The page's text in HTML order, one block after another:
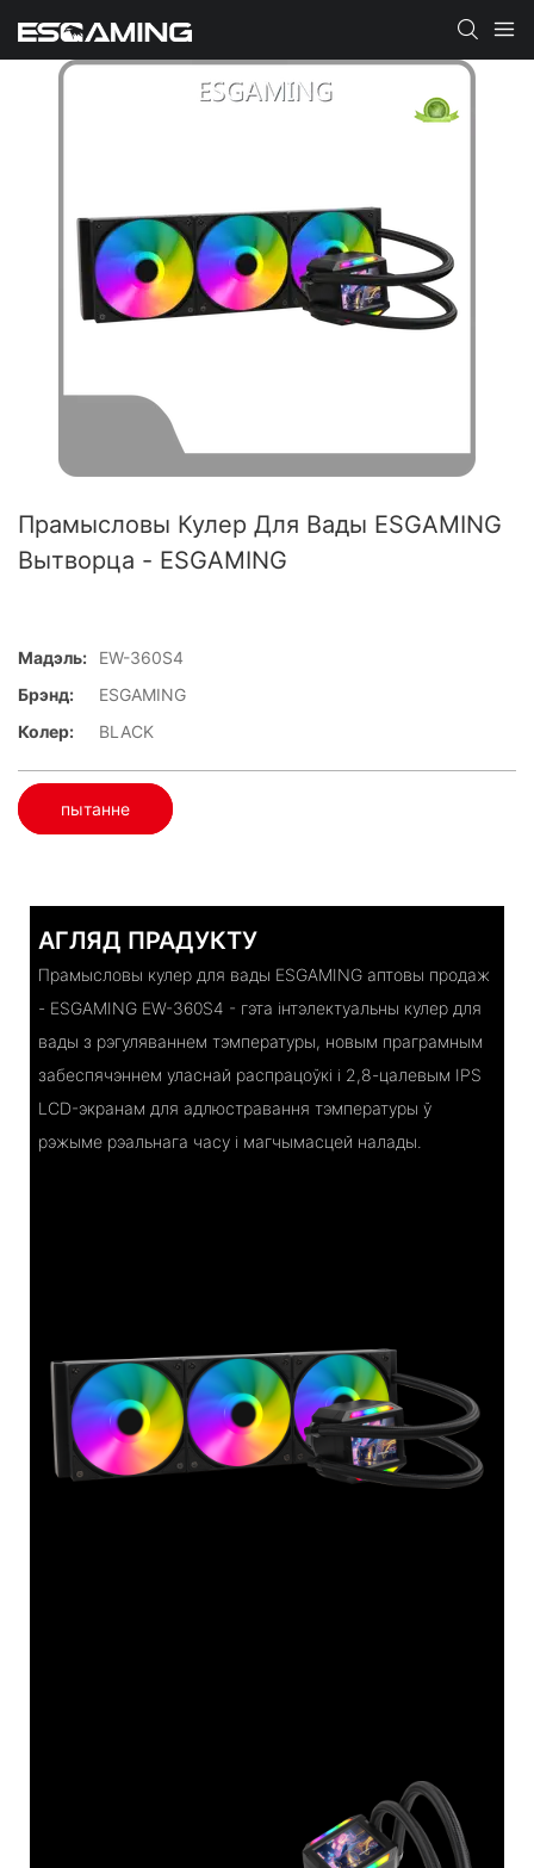
Прамысловы Кулер Для Вады ESGAMING
Вытворца - ESGAMING
Мадэль:
EW-360S4
Брэнд:
ESGAMING
Колер:
BLACK
пытанне
АГЛЯД ПРАДУКТУ
Прамысловы кулер для вады ESGAMING аптовы продаж
- ESGAMING EW-360S4 - гэта інтэлектуальны кулер для
вады з рэгуляваннем тэмпературы, новым праграмным
забеспячэннем уласнай распрацоўкі і 2,8-цалевым IPS
LCD-экранам для адлюстравання тэмпературы ў
рэжыме рэальнага часу і магчымасцей налады.